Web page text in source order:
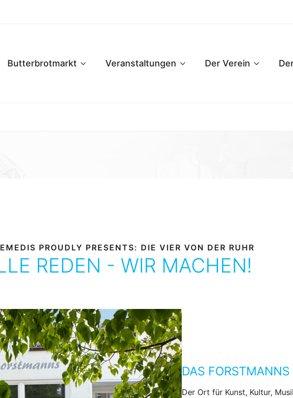
Butterbrotmarkt Veranstaltungen Der Verein
PROUDLY PRESENTS: DIE VIER VON DER RUHR
REDEN - WIR MACHEN!
DAS FORSTMANNS
Der Ort für Kunst, Kultur,